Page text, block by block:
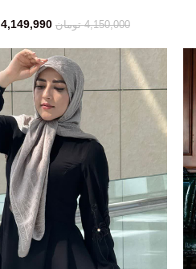
4,150,000 تومان 4,149,990